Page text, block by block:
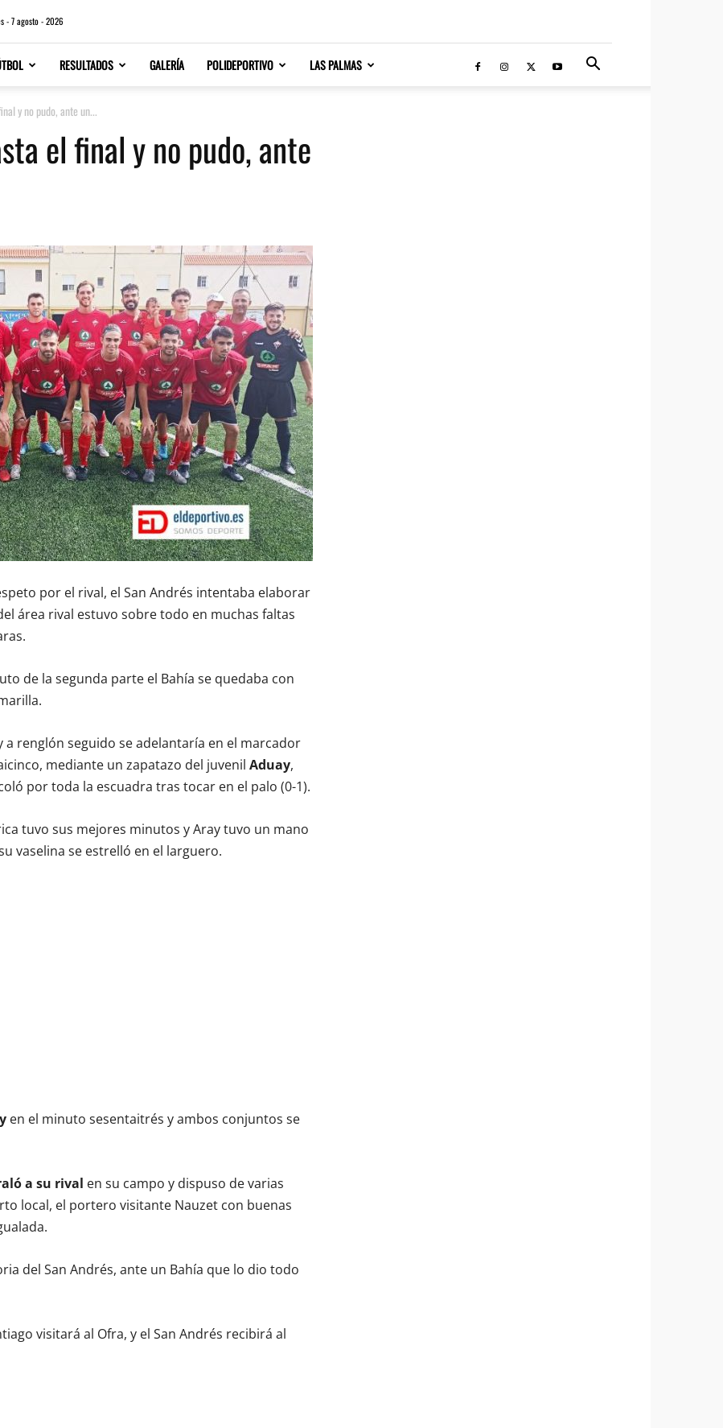
- 7 agosto - 2026
RESULTADOS GALERÍA POLIDEPORTIVO LAS PALMAS
y no pudo, ante un...
el final y no pudo, ante
por el rival, el San Andrés intentaba elaborar
área rival estuvo sobre todo en muchas faltas
de la segunda parte el Bahía se quedaba con
a renglón seguido se adelantaría en el marcador
mediante un zapatazo del juvenil Aduay,
por toda la escuadra tras tocar en el palo (0-1).
tuvo sus mejores minutos y Aray tuvo un mano
vaselina se estrelló en el larguero.
en el minuto sesentaitrés y ambos conjuntos se
a su rival en su campo y dispuso de varias
local, el portero visitante Nauzet con buenas
del San Andrés, ante un Bahía que lo dio todo
visitará al Ofra, y el San Andrés recibirá al